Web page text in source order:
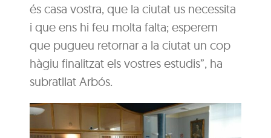
és casa vostra, que la ciutat us necessita
i que ens hi feu molta falta; esperem
que pugueu retornar a la ciutat un cop
hàgiu finalitzat els vostres estudis”, ha
subratllat Arbós.